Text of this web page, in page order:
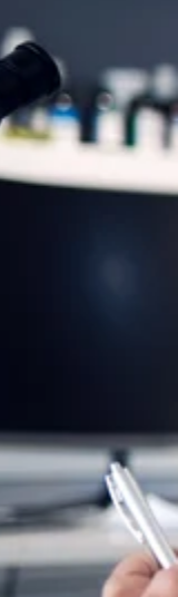
de tissus
biopsie liquide
multiplex
biopsie liquide
plan